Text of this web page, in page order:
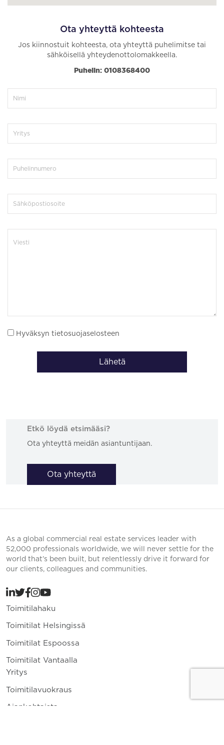
Ota yhteyttä kohteesta
Jos kiinnostuit kohteesta, ota yhteyttä puhelimitse tai
sähköisellä yhteydenottolomakkeella.
Puhelin: 0108368400
Hyväksyn tietosuojaselosteen
Lähetä
Etkö löydä etsimääsi?
Ota yhteyttä meidän asiantuntijaan.
Ota yhteyttä
As a global commercial real estate services leader with
52,000 professionals worldwide, we will never settle for the
world that’s been built, but relentlessly drive it forward for
our clients, colleagues and communities.
Toimitilahaku
Toimitilat Helsingissä
Toimitilat Espoossa
Toimitilat Vantaalla
Yritys
Toimitilavuokraus
Ajankohtaista